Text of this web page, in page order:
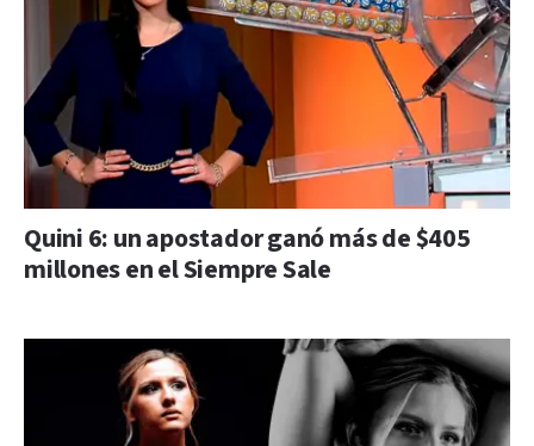
Quini 6: un apostador ganó más de $405
millones en el Siempre Sale